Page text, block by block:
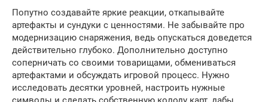
Попутно создавайте яркие реакции, откапывайте
артефакты и сундуки с ценностями. Не забывайте про
модернизацию снаряжения, ведь опускаться доведется
действительно глубоко. Дополнительно доступно
соперничать со своими товарищами, обмениваться
артефактами и обсуждать игровой процесс. Нужно
исследовать десятки уровней, настроить нужные